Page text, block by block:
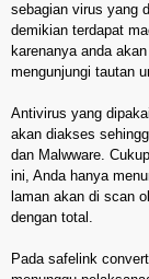
sebagian virus yang
demikian terdapat
karenanya anda
mengunjungi tautan
Antivirus yang
akan diakses
dan Malwware.
ini, Anda hanya
laman akan di scan
dengan total.
Pada safelink